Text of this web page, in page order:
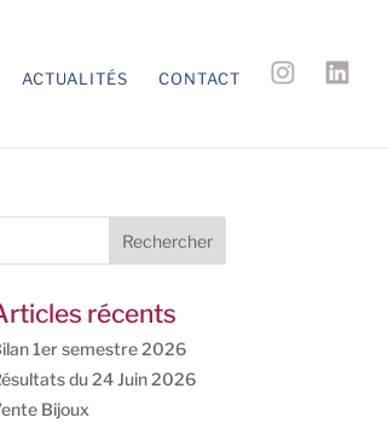
ACTUALITÉS CONTACT
récents
1er semestre 2026
du 24 Juin 2026
Bijoux